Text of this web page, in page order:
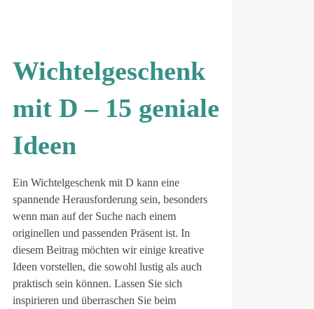
Wichtelgeschenk
mit D – 15 geniale
Ideen
Ein Wichtelgeschenk mit D kann eine
spannende Herausforderung sein, besonders
wenn man auf der Suche nach einem
originellen und passenden Präsent ist. In
diesem Beitrag möchten wir einige kreative
Ideen vorstellen, die sowohl lustig als auch
praktisch sein können. Lassen Sie sich
inspirieren und überraschen Sie beim